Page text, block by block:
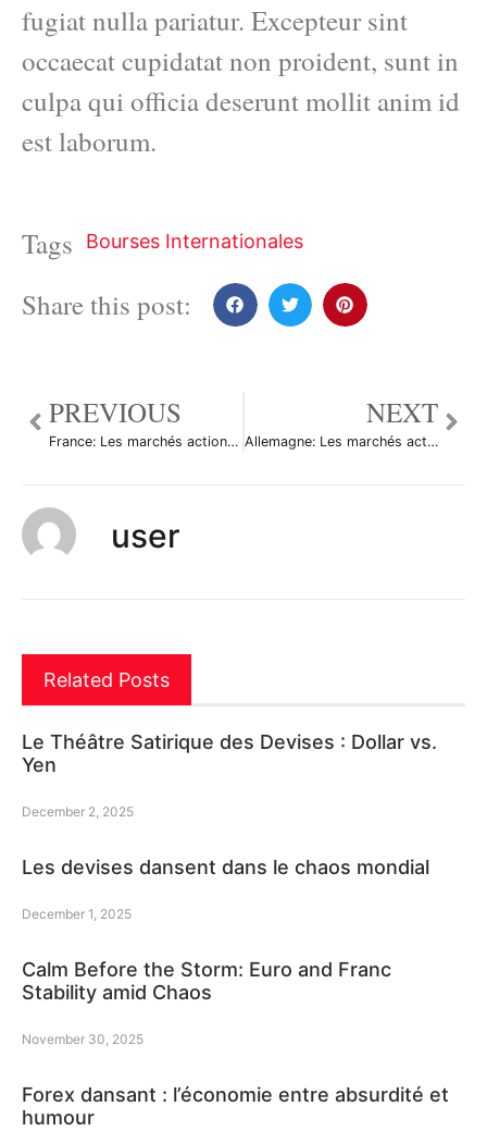
fugiat nulla pariatur. Excepteur sint
occaecat cupidatat non proident, sunt in
culpa qui officia deserunt mollit anim id
est laborum.
Tags Bourses Internationales
Share this post:
PREVIOUS
France: Les marchés actions finissent en hausse; l’indice CAC 40 gagne 0,48%
NEXT
Allemagne: Les marchés actions finissent en hausse; l’indice DAX gagne 0,93%
user
Related Posts
Le Théâtre Satirique des Devises : Dollar vs.
Yen
December 2, 2025
Les devises dansent dans le chaos mondial
December 1, 2025
Calm Before the Storm: Euro and Franc
Stability amid Chaos
November 30, 2025
Forex dansant : l’économie entre absurdité et
humour